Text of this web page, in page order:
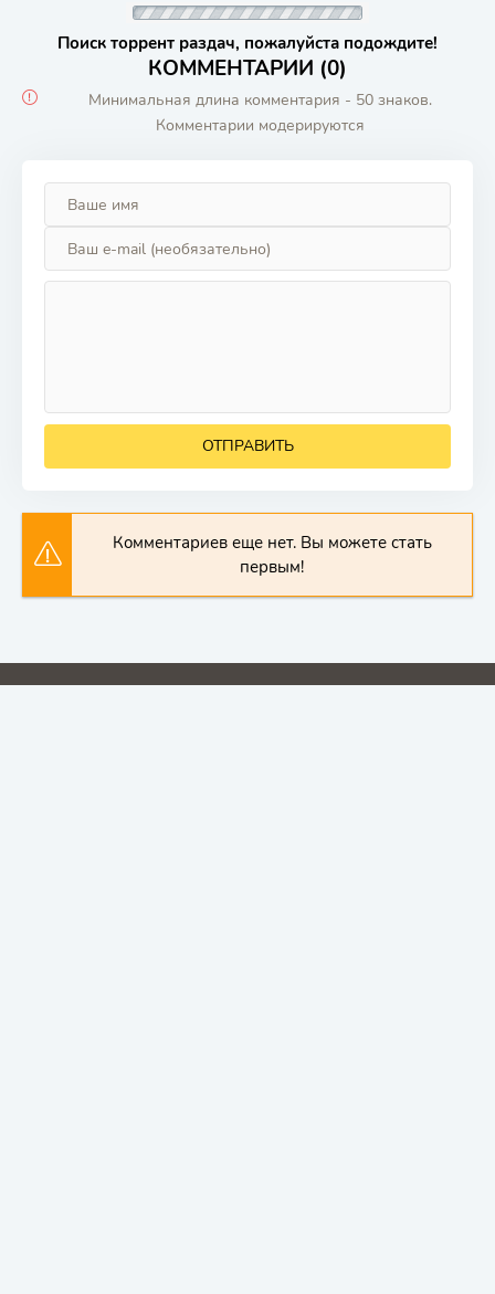
Поиск торрент раздач, пожалуйста подождите!
КОММЕНТАРИИ (0)
Минимальная длина комментария - 50 знаков.
Комментарии модерируются
ОТПРАВИТЬ
Комментариев еще нет. Вы можете стать
первым!